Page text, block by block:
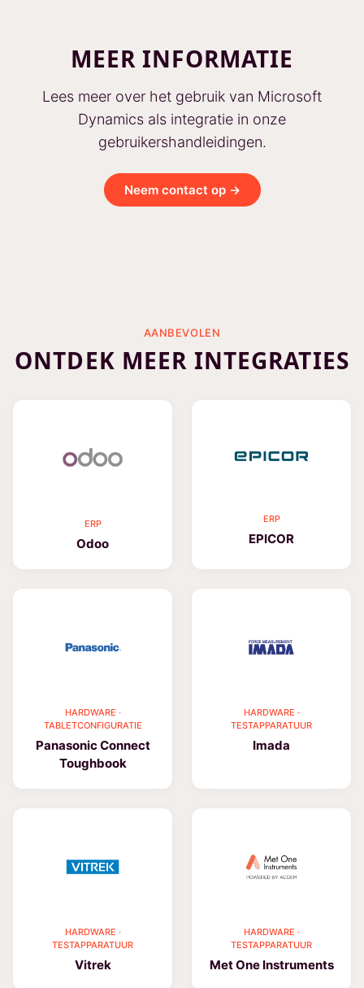
MEER INFORMATIE
Lees meer over het gebruik van Microsoft
Dynamics als integratie in onze
gebruikershandleidingen.
Neem contact op →
AANBEVOLEN
ONTDEK MEER INTEGRATIES
ERP
Odoo
ERP
EPICOR
HARDWARE ·
TABLETCONFIGURATIE
Panasonic Connect
Toughbook
HARDWARE ·
TESTAPPARATUUR
Imada
HARDWARE ·
TESTAPPARATUUR
Vitrek
HARDWARE ·
TESTAPPARATUUR
Met One Instruments